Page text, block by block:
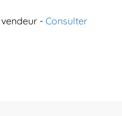
- Consulter